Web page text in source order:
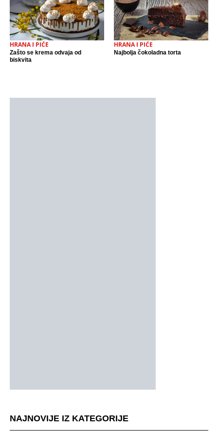
HRANA I PIĆE
Zašto se krema odvaja od
biskvita
HRANA I PIĆE
Najbolja čokoladna torta
NAJNOVIJE IZ KATEGORIJE